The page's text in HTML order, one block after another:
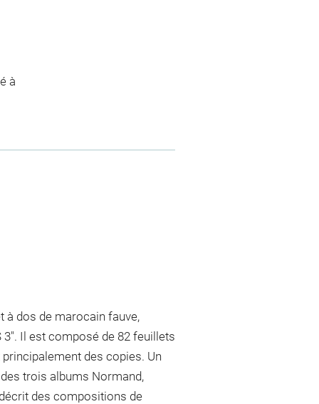
à
à dos de marocain fauve,
3". Il est composé de 82 feuillets
des copies. Un
trois albums Normand,
des compositions de